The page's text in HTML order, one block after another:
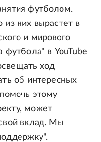
футболом.
них вырастет в
и мирового
футбола" в YouTube
ход
об интересных
этому
может
вклад. Мы